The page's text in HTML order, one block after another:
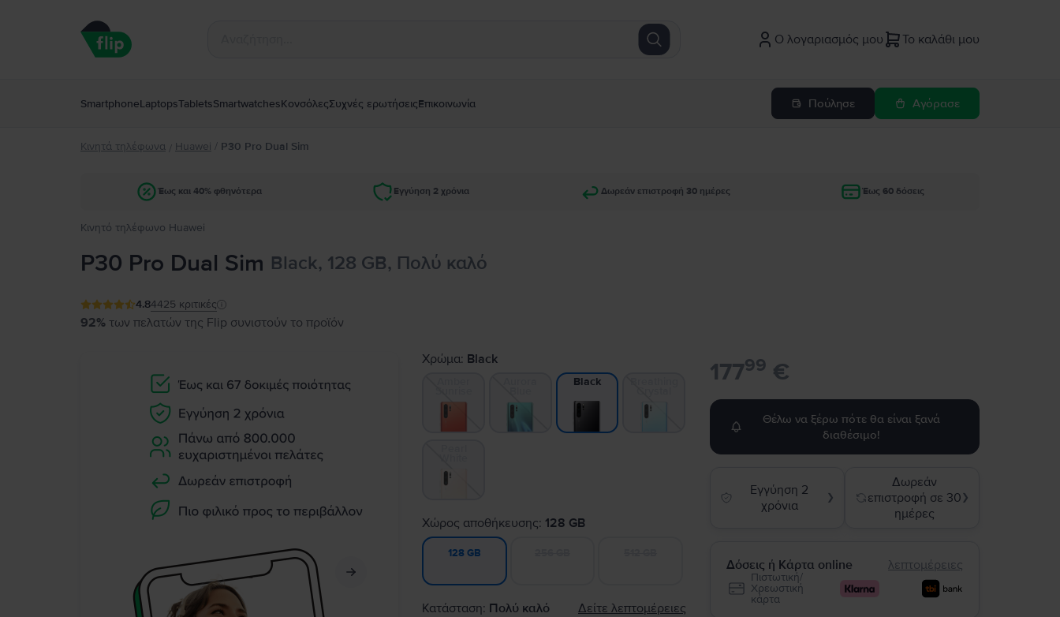
Ο λογαριασμός μου Το καλάθι μου
SmartphoneLaptopsTabletsSmartwatchesΚονσόλεςΣυχνές ερωτήσειςΕπικοινωνία Πούλησε Αγόρασε
Κινητά τηλέφωνα / Huawei / P30 Pro Dual Sim
Έως και 40% φθηνότερα Εγγύηση 2 χρόνια Δωρεάν επιστροφή 30 ημέρες Έως 60 δόσεις
Κινητό τηλέφωνο Huawei
P30 Pro Dual Sim Black, 128 GB, Πολύ καλό
4.84425 κριτικές
92% των πελατών της Flip συνιστούν το προϊόν
Χρώμα: Black
Black
Χώρος αποθήκευσης: 128 GB
128 GB
Κατάσταση: Πολύ καλό Δείτε λεπτομέρειες
17799 €
Θέλω να ξέρω πότε θα είναι ξανά
διαθέσιμο!
Εγγύηση 2
χρόνια
❯
Δωρεάν
επιστροφή σε 30
ημέρες
❯
Δόσεις ή Κάρτα online λεπτομέρειες
Πιστωτική/
Χρεωστική
κάρτα